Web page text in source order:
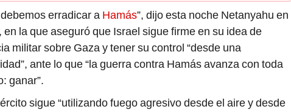
erradicar a Hamás”, dijo esta noche Netanyahu en
la que aseguró que Israel sigue firme en su idea de
militar sobre Gaza y tener su control “desde una
ante lo que “la guerra contra Hamás avanza con toda
ganar”.
sigue “utilizando fuego agresivo desde el aire y desde